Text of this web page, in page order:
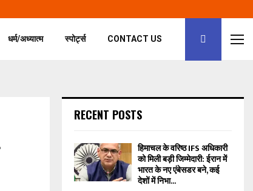
धर्म/अध्यात्म स्पोर्ट्स CONTACT US
RECENT POSTS
हिमाचल के वरिष्ठ IFS अधिकारी
को मिली बड़ी जिम्मेदारी: ईरान में
भारत के नए एंबेसडर बने, कई
देशों में निभा...